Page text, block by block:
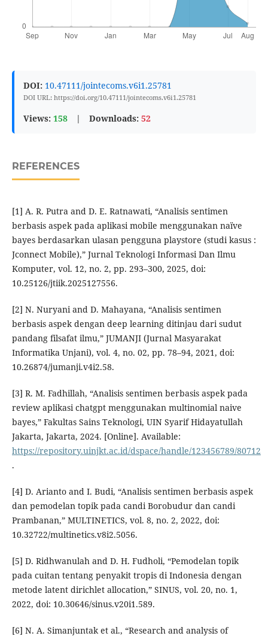
DOI: 10.47111/jointecoms.v6i1.25781
DOI URL: https://doi.org/10.47111/jointecoms.v6i1.25781
Views: 158 | Downloads: 52
REFERENCES
[1] A. R. Putra and D. E. Ratnawati, “Analisis sentimen
berbasis aspek pada aplikasi mobile menggunakan naïve
bayes berdasarkan ulasan pengguna playstore (studi kasus :
Jconnect Mobile),” Jurnal Teknologi Informasi Dan Ilmu
Komputer, vol. 12, no. 2, pp. 293–300, 2025, doi:
10.25126/jtiik.2025127556.
[2] N. Nuryani and D. Mahayana, “Analisis sentimen
berbasis aspek dengan deep learning ditinjau dari sudut
pandang filsafat ilmu,” JUMANJI (Jurnal Masyarakat
Informatika Unjani), vol. 4, no. 02, pp. 78–94, 2021, doi:
10.26874/jumanji.v4i2.58.
[3] R. M. Fadhillah, “Analisis sentimen berbasis aspek pada
review aplikasi chatgpt menggunakan multinomial naive
bayes,” Fakultas Sains Teknologi, UIN Syarif Hidayatullah
Jakarta, Jakarta, 2024. [Online]. Available:
https://repository.uinjkt.ac.id/dspace/handle/123456789/80712
.
[4] D. Arianto and I. Budi, “Analisis sentimen berbasis aspek
dan pemodelan topik pada candi Borobudur dan candi
Prambanan,” MULTINETICS, vol. 8, no. 2, 2022, doi:
10.32722/multinetics.v8i2.5056.
[5] D. Ridhwanulah and D. H. Fudholi, “Pemodelan topik
pada cuitan tentang penyakit tropis di Indonesia dengan
metode latent dirichlet allocation,” SINUS, vol. 20, no. 1,
2022, doi: 10.30646/sinus.v20i1.589.
[6] N. A. Simanjuntak et al., “Research and analysis of